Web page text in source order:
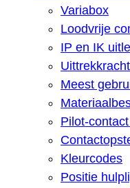
Variabox
Loodvrije
IP en IK
Meest
Pilot-
Kleurcodes
Positie